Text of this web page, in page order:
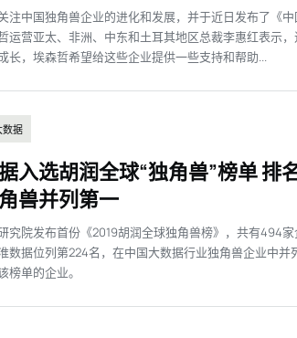
注中国独角兽企业的进化和发展，并于近日发布了《中
运营亚太、非洲、中东和土耳其地区总裁李惠红表示
长，埃森哲希望给这些企业提供一些支持和帮助...
数据
入选胡润全球“独角兽”榜单 排
兽并列第一
究院发布首份《2019胡润全球独角兽榜》，共有494
数据位列第224名，在中国大数据行业独角兽企业中并
榜单的企业。